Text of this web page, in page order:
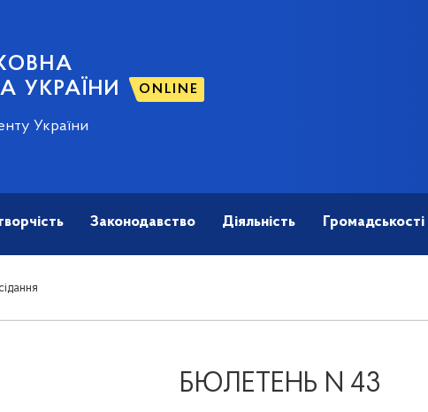
УКРАЇНИ
ONLINE
України
Законодавство Діяльність Громадськості
БЮЛЕТЕНЬ N 43